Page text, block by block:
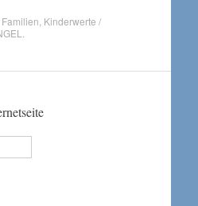
Familien Kinderwerte /